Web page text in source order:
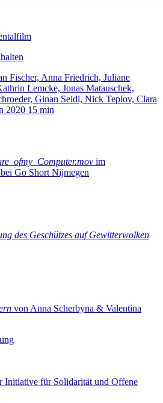
Fischer, Anna Friedrich, Juliane
Lemcke, Jonas Matauschek,
Ginan Seidl, Nick Teplov, Clara
2020 15 min
im
Go Short Nijmegen
des Geschützes auf Gewitterwolken
von Anna Scherbyna & Valentina
Initiative für Solidarität und Offene